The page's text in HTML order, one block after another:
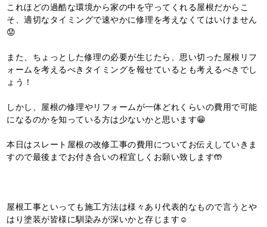
これほどの過酷な環境から家の中を守ってくれる屋根だからこ
そ、適切なタイミングで速やかに修理を考えなくてはいけません
😟
また、ちょっとした修理の必要が生じたら、思い切った屋根リフ
ォームを考えるべきタイミングを報せているとも考えるべきでし
ょう！
しかし、屋根の修理やリフォームが一体どれくらいの費用で可能
になるのかを知っている方は少ないかと思います😁
本日はスレート屋根の改修工事の費用についてお伝えしていきま
すので最後までお付き合いの程宜しくお願い致します🤲
屋根工事といっても施工方法は様々あり代表的なもので言うとや
はり塗装が皆様に馴染みが深いかと存じます☺️